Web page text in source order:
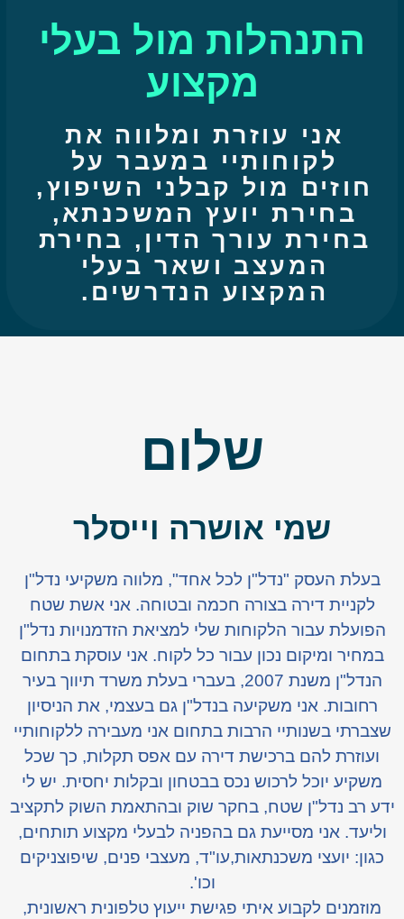
התנהלות מול בעלי
מקצוע
אני עוזרת ומלווה את
לקוחותיי במעבר על
חוזים מול קבלני השיפוץ,
בחירת יועץ המשכנתא,
בחירת עורך הדין, בחירת
המעצב ושאר בעלי
המקצוע הנדרשים.
שלום
שמי אושרה וייסלר
בעלת העסק "נדל"ן לכל אחד", מלווה משקיעי נדל"ן
לקניית דירה בצורה חכמה ובטוחה. אני אשת שטח
הפועלת עבור הלקוחות שלי למציאת הזדמנויות נדל"ן
במחיר ומיקום נכון עבור כל לקוח. אני עוסקת בתחום
הנדל"ן משנת 2007, בעברי בעלת משרד תיווך בעיר
רחובות. אני משקיעה בנדל"ן גם בעצמי, את הניסיון
שצברתי בשנותיי הרבות בתחום אני מעבירה ללקוחותיי
ועוזרת להם ברכישת דירה עם אפס תקלות, כך שכל
משקיע יוכל לרכוש נכס בבטחון ובקלות יחסית. יש לי
ידע רב נדל"ן שטח, בחקר שוק ובהתאמת השוק לתקציב
וליעד. אני מסייעת גם בהפניה לבעלי מקצוע תותחים,
כגון: יועצי משכנתאות,עו"ד, מעצבי פנים, שיפוצניקים
וכו'.
מוזמנים לקבוע איתי פגישת ייעוץ טלפונית ראשונית,